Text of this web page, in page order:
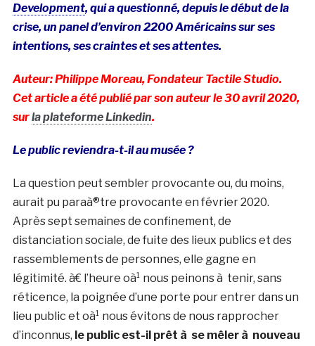
Development, qui a questionné, depuis le début de la
crise, un panel d’environ 2200 Américains sur ses
intentions, ses craintes et ses attentes.
Auteur: Philippe Moreau, Fondateur Tactile Studio.
Cet article a été publié par son auteur le 30 avril 2020,
surla plateforme Linkedin.
Le public reviendra-t-il au musée ?
La question peut sembler provocante ou, du moins,
aurait pu paraà®tre provocante en février 2020.
Après sept semaines de confinement, de
distanciation sociale, de fuite des lieux publics et des
rassemblements de personnes, elle gagne en
légitimité. à€ l’heure oà¹ nous peinons à tenir, sans
réticence, la poignée d’une porte pour entrer dans un
lieu public et oà¹ nous évitons de nous rapprocher
d’inconnus, le public est-il prêt à se mêler à nouveau